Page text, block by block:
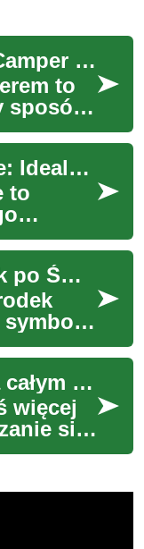
Przewodnik po RV, Camper i Motorhome: wybór i podróż
to
sposób
i
Wakacje All Inclusive: Idealny Sposób na Beztroski Wypoczynek
to
jedn...
Rowery - Przewodnik po Świecie Dwóch Kółek
symbol
W
Przygody czekają na całym świecie
więcej
się
to